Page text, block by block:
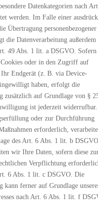
Datenkategorien nach
werden. Im Falle einer
Übertragung
die Datenverarbeitung außerdem
49 Abs. 1 lit. a DSGVO.
oder in den Zugriff auf
Endgerät (z. B. via Device-
haben, erfolgt die
zusätzlich auf Grundlage von §
ist jederzeit
oder zur Durchführung
erforderlich,
des Art. 6 Abs. 1 lit. b
wir Ihre Daten, sofern diese
Verpflichtung
6 Abs. 1 lit. c DSGVO. Die
kann ferner auf Grundlage
nach Art. 6 Abs. 1 lit. f